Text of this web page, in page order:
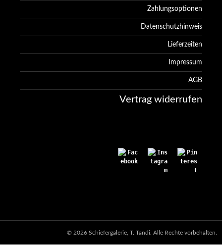
Zahlungsoptionen
Datenschutzhinweis
Lieferzeiten
Impressum
AGB
Vertrag widerrufen
© 2026 Schiefergalerie, T. Tandi. Alle Rechte vorbehalten.